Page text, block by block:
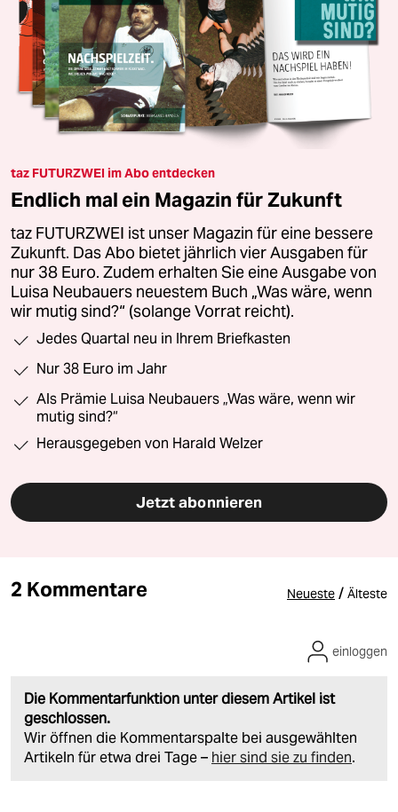
taz FUTURZWEI im Abo entdecken
Endlich mal ein Magazin für Zukunft
taz FUTURZWEI ist unser Magazin für eine bessere
Zukunft. Das Abo bietet jährlich vier Ausgaben für
nur 38 Euro. Zudem erhalten Sie eine Ausgabe von
Luisa Neubauers neuestem Buch „Was wäre, wenn
wir mutig sind?“ (solange Vorrat reicht).
Jedes Quartal neu in Ihrem Briefkasten
Nur 38 Euro im Jahr
Als Prämie Luisa Neubauers „Was wäre, wenn wir
mutig sind?“
Herausgegeben von Harald Welzer
Jetzt abonnieren
2 Kommentare Neueste / Älteste
Die Kommentarfunktion unter diesem Artikel ist
geschlossen.
Wir öffnen die Kommentarspalte bei ausgewählten
Artikeln für etwa drei Tage – hier sind sie zu finden.
einloggen